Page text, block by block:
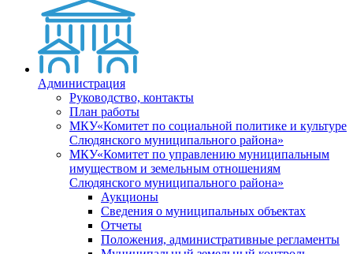
Администрация
Руководство, контакты
План работы
МКУ«Комитет по социальной политике и культуре
Слюдянского муниципального района»
МКУ«Комитет по управлению муниципальным
имуществом и земельным отношениям
Слюдянского муниципального района»
Аукционы
Сведения о муниципальных объектах
Отчеты
Положения, административные регламенты